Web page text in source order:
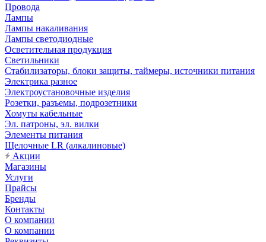
Провода
Лампы
Лампы накаливания
Лампы светодиодные
Осветительная продукция
Светильники
Стабилизаторы, блоки защиты, таймеры, источники питания
Электрика разное
Электроустановочные изделия
Розетки, разъемы, подрозетники
Хомуты кабельные
Эл. патроны, эл. вилки
Элементы питания
Щелочные LR (алкалиновые)
Акции
Магазины
Услуги
Прайсы
Бренды
Контакты
О компании
О компании